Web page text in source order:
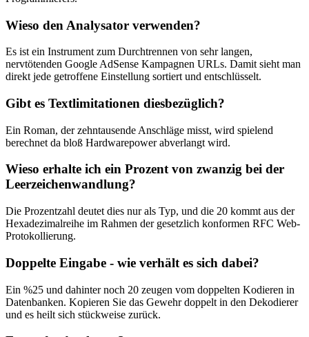
Wieso den Analysator verwenden?
Es ist ein Instrument zum Durchtrennen von sehr langen,
nervtötenden Google AdSense Kampagnen URLs. Damit sieht man
direkt jede getroffene Einstellung sortiert und entschlüsselt.
Gibt es Textlimitationen diesbezüglich?
Ein Roman, der zehntausende Anschläge misst, wird spielend
berechnet da bloß Hardwarepower abverlangt wird.
Wieso erhalte ich ein Prozent von zwanzig bei der
Leerzeichenwandlung?
Die Prozentzahl deutet dies nur als Typ, und die 20 kommt aus der
Hexadezimalreihe im Rahmen der gesetzlich konformen RFC Web-
Protokollierung.
Doppelte Eingabe - wie verhält es sich dabei?
Ein %25 und dahinter noch 20 zeugen vom doppelten Kodieren in
Datenbanken. Kopieren Sie das Gewehr doppelt in den Dekodierer
und es heilt sich stückweise zurück.